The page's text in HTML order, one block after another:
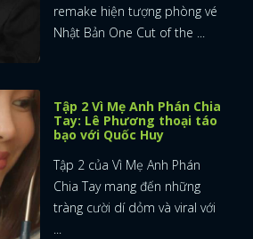
remake hiện tượng phòng vé
Nhật Bản One Cut of the ...
Tập 2 Vì Mẹ Anh Phán Chia
Tay: Lê Phương thoại táo
bạo với Quốc Huy
Tập 2 của Vì Mẹ Anh Phán
Chia Tay mang đến những
tràng cười dí dỏm và viral với
...